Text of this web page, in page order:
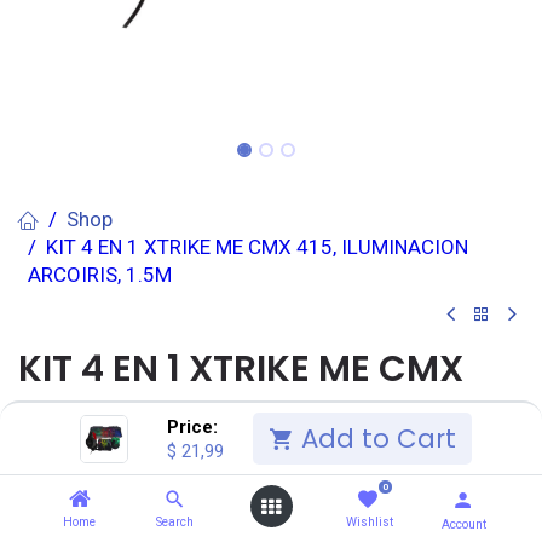
Price:
$ 21,99 Add to Cart
Home Search
0
Wishlist Account
Shop
KIT 4 EN 1 XTRIKE ME CMX 415, ILUMINACION
ARCOIRIS, 1.5M
KIT 4 EN 1 XTRIKE ME CMX
415, ILUMINACION ARCOIRIS,
1.5M
(0 reseña)